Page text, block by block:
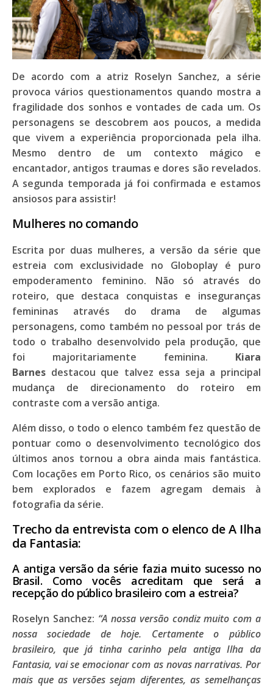
De acordo com a atriz Roselyn Sanchez, a série
provoca vários questionamentos quando mostra a
fragilidade dos sonhos e vontades de cada um. Os
personagens se descobrem aos poucos, a medida
que vivem a experiência proporcionada pela ilha.
Mesmo dentro de um contexto mágico e
encantador, antigos traumas e dores são revelados.
A segunda temporada já foi confirmada e estamos
ansiosos para assistir!
Mulheres no comando
Escrita por duas mulheres, a versão da série que
estreia com exclusividade no Globoplay é puro
empoderamento feminino. Não só através do
roteiro, que destaca conquistas e inseguranças
femininas através do drama de algumas
personagens, como também no pessoal por trás de
todo o trabalho desenvolvido pela produção, que
foi majoritariamente feminina. Kiara
Barnes destacou que talvez essa seja a principal
mudança de direcionamento do roteiro em
contraste com a versão antiga.
Além disso, o todo o elenco também fez questão de
pontuar como o desenvolvimento tecnológico dos
últimos anos tornou a obra ainda mais fantástica.
Com locações em Porto Rico, os cenários são muito
bem explorados e fazem agregam demais à
fotografia da série.
Trecho da entrevista com o elenco de A Ilha
da Fantasia:
A antiga versão da série fazia muito sucesso no
Brasil. Como vocês acreditam que será a
recepção do público brasileiro com a estreia?
Roselyn Sanchez: “A nossa versão condiz muito com a
nossa sociedade de hoje. Certamente o público
brasileiro, que já tinha carinho pela antiga Ilha da
Fantasia, vai se emocionar com as novas narrativas. Por
mais que as versões sejam diferentes, as semelhanças